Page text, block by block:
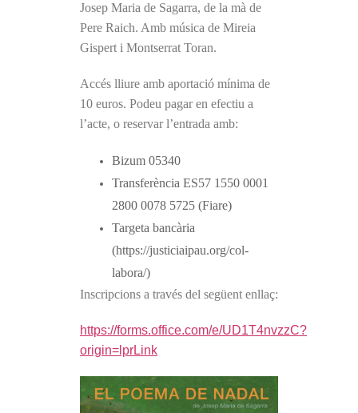
Josep Maria de Sagarra, de la mà de
Pere Raich. Amb música de Mireia
Gispert i Montserrat Toran.
Accés lliure amb aportació mínima de
10 euros. Podeu pagar en efectiu a
l’acte, o reservar l’entrada amb:
Bizum 05340
Transferència ES57 1550 0001
2800 0078 5725 (Fiare)
Targeta bancària
(https://justiciaipau.org/col-
labora/)
Inscripcions a través del següent enllaç:
https://forms.office.com/e/UD1T4nvzzC?
origin=lprLink